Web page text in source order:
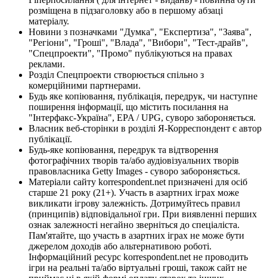
розміщена в підзаголовку або в першому абзаці
матеріалу.
Новини з позначками "Думка", "Експертиза", "Заява",
"Регіони", "Гроші", "Влада", "Вибори", "Тест-драйв",
"Спецпроекти", "Промо" публікуються на правах
реклами.
Розділ Спецпроекти створюється спільно з
комерційними партнерами.
Будь яке копіювання, публікація, передрук, чи наступне
поширення інформації, що містить посилання на
"Інтерфакс-Україна", EPA / UPG, суворо забороняється.
Власник веб-сторінки в розділі Я-Корреспондент є автор
публікації.
Будь-яке копіювання, передрук та відтворення
фотографічних творів та/або аудіовізуальних творів
правовласника Getty Images - суворо забороняється.
Матеріали сайту korrespondent.net призначені для осіб
старше 21 року (21+). Участь в азартних іграх може
викликати ігрову залежність. Дотримуйтесь правил
(принципів) відповідальної гри. При виявленні перших
ознак залежності негайно зверніться до спеціаліста.
Пам'ятайте, що участь в азартних іграх не може бути
джерелом доходів або альтернативою роботі.
Інформаційний ресурс korrespondent.net не проводить
ігри на реальні та/або віртуальні гроші, також сайт не